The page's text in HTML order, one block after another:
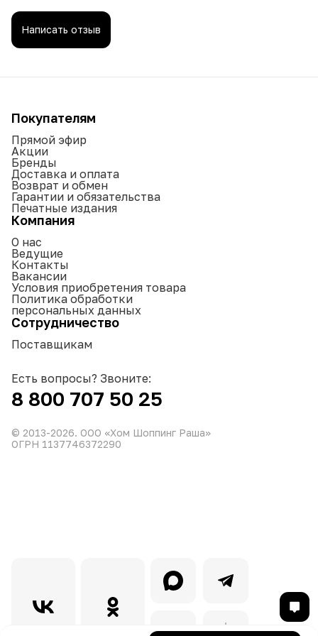
Написать отзыв
Покупателям
Прямой эфир
Акции
Бренды
Доставка и оплата
Возврат и обмен
Гарантии и обязательства
Печатные издания
Компания
О нас
Ведущие
Контакты
Вакансии
Условия приобретения товара
Политика обработки
персональных данных
Сотрудничество
Поставщикам
Есть вопросы? Звоните:
8 800 707 50 25
© 2013-2026. ООО «Хом Шоппинг Раша»
ОГРН 1137746372290